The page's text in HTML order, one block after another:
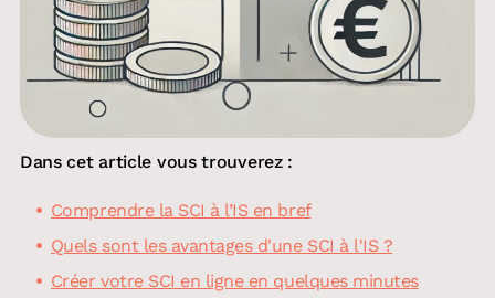
Dans cet article vous trouverez :
Comprendre la SCI à l’IS en bref
Quels sont les avantages d'une SCI à l'IS ?
Créer votre SCI en ligne en quelques minutes